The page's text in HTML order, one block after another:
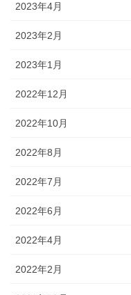
2023年4月
2023年2月
2023年1月
2022年12月
2022年10月
2022年8月
2022年7月
2022年6月
2022年4月
2022年2月